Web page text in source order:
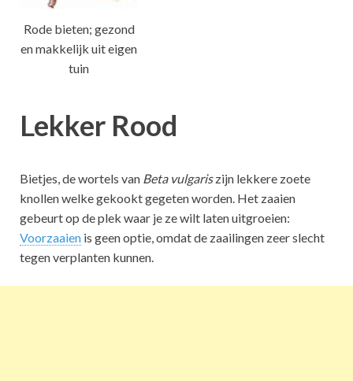
Rode bieten; gezond
en makkelijk uit eigen
tuin
Lekker Rood
Bietjes, de wortels van Beta vulgariszijn lekkere zoete
knollen welke gekookt gegeten worden. Het zaaien
gebeurt op de plek waar je ze wilt laten uitgroeien:
Voorzaaien is geen optie, omdat de zaailingen zeer slecht
tegen verplanten kunnen.